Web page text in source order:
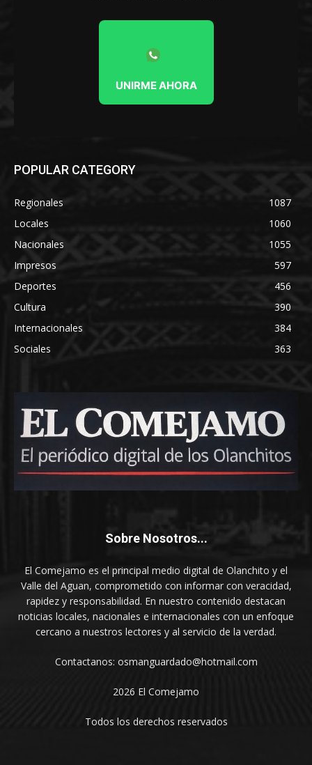
UNIRME AHORA
POPULAR CATEGORY
Regionales
1087
Locales
1060
Nacionales
1055
Impresos
597
Deportes
456
Cultura
390
Internacionales
384
Sociales
363
Sobre Nosotros...
El Comejamo es el principal medio digital de Olanchito y el
Valle del Aguan, comprometido con informar con veracidad,
rapidez y responsabilidad. En nuestro contenido destacan
noticias locales, nacionales e internacionales con un enfoque
cercano a nuestros lectores y al servicio de la verdad.
Contactanos: osmanguardado@hotmail.com
2026 El Comejamo
Todos los derechos reservados